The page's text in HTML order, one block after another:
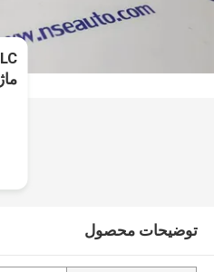
توضیحات محصول